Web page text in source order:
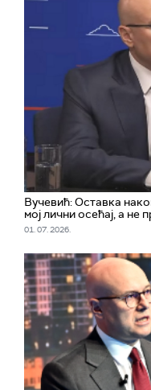
Вучевић: Оставка
мој лични осећај, а не
01. 07. 2026.